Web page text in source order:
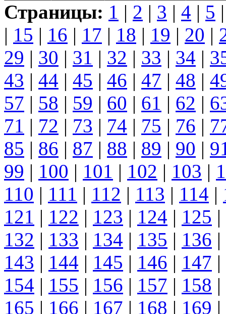
Страницы: 1 | 2 | 3 | 4 | 5
| 15 | 16 | 17 | 18 | 19 | 20 |
29 | 30 | 31 | 32 | 33 | 34 |
43 | 44 | 45 | 46 | 47 | 48 |
57 | 58 | 59 | 60 | 61 | 62 |
71 | 72 | 73 | 74 | 75 | 76 |
85 | 86 | 87 | 88 | 89 | 90 |
99 | 100 | 101 | 102 | 103 |
110 | 111 | 112 | 113 | 114 |
121 | 122 | 123 | 124 | 125 |
132 | 133 | 134 | 135 | 136 |
143 | 144 | 145 | 146 | 147 |
154 | 155 | 156 | 157 | 158 |
165 | 166 | 167 | 168 | 169 |